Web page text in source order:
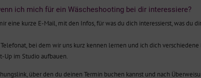
ich mich für ein Wäscheshooting bei dir interessiere?
eine kurze E-Mail, mit den Infos, für was du dich interessierst, was
bei dem wir uns kurz kennen lernen und ich dich
Up im Studio aufbauen.
über den du deinen Termin buchen kannst und nach